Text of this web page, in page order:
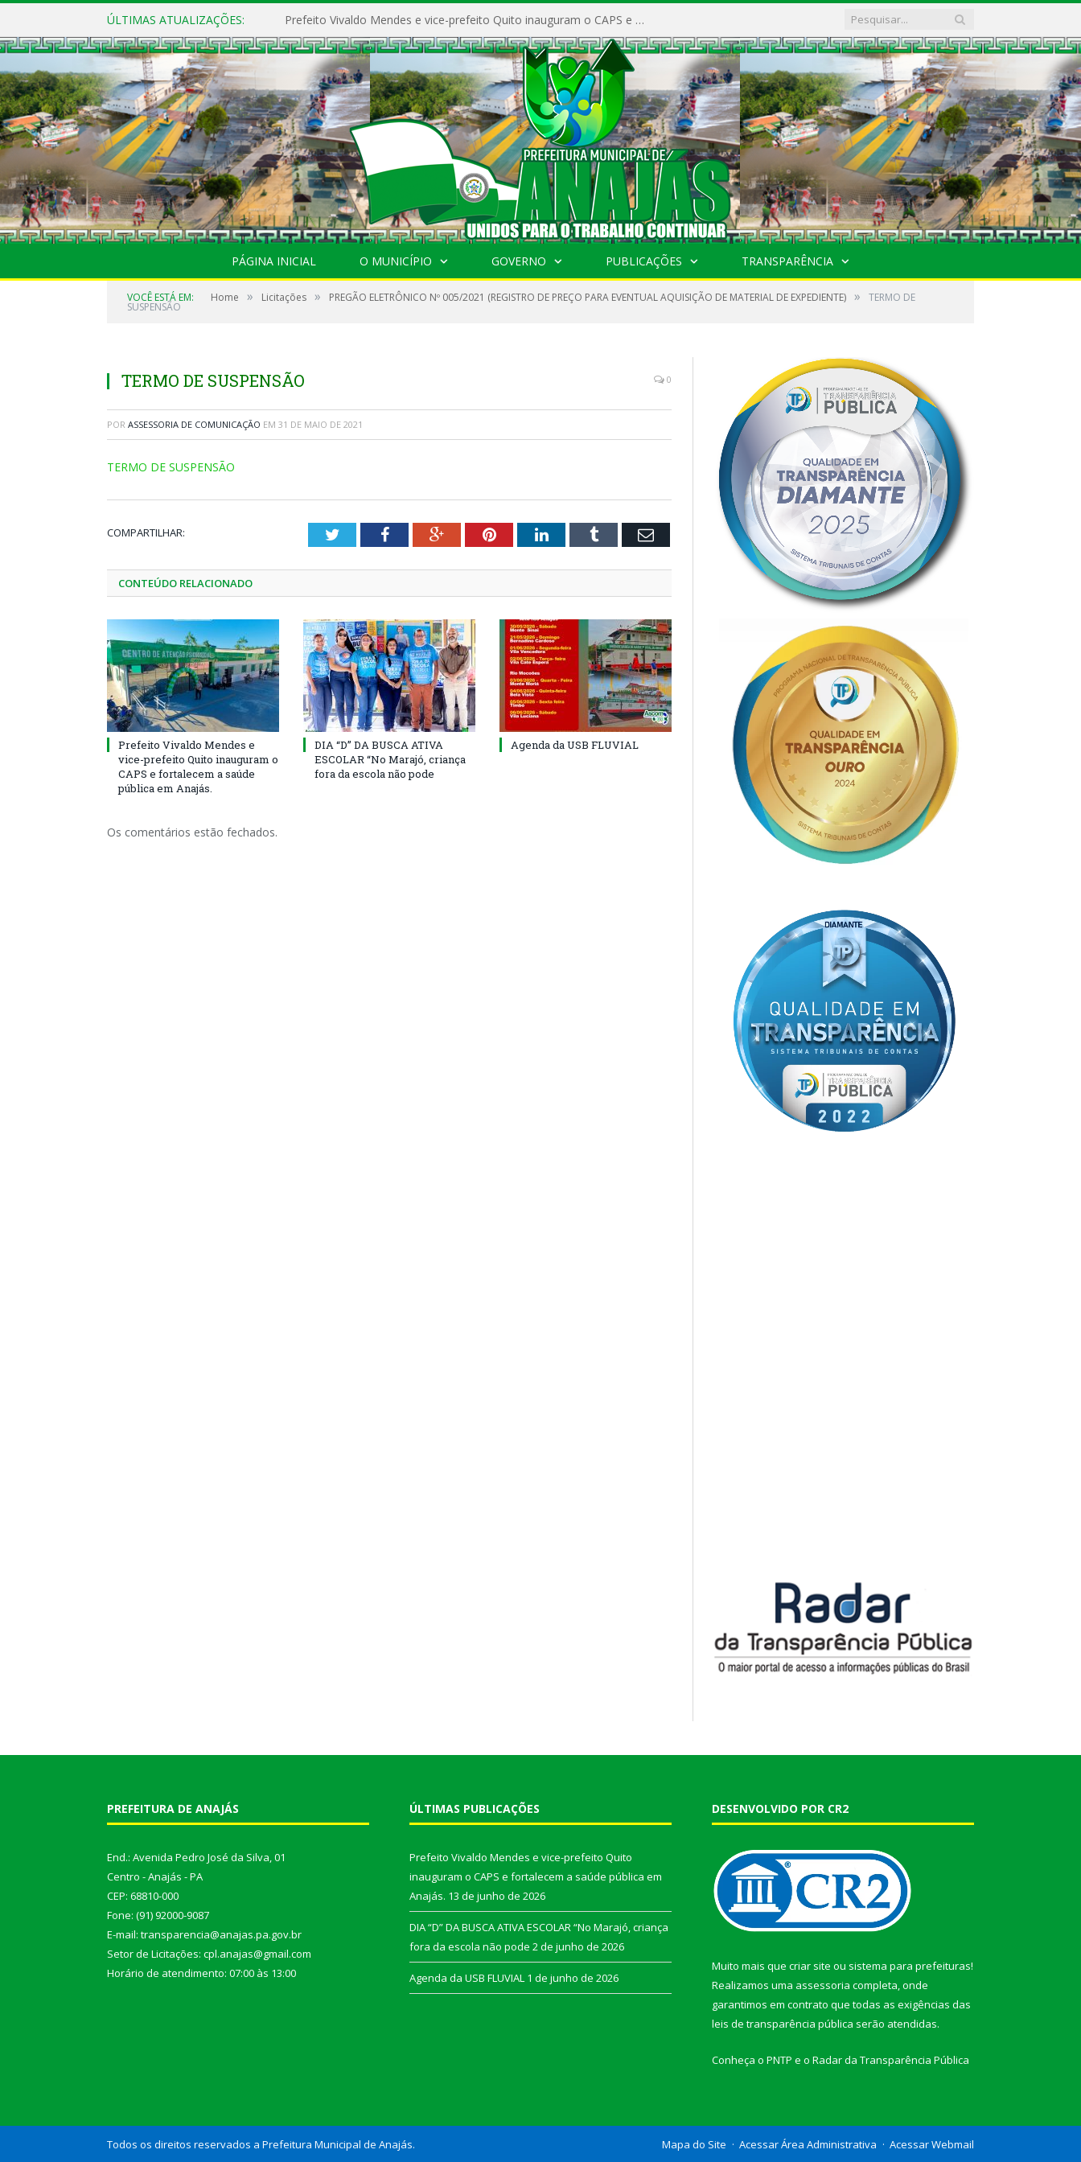
ÚLTIMAS ATUALIZAÇÕES: Prefeito Vivaldo Mendes e vice-prefeito Quito inauguram o CAPS e fortalecem a saúde pública em Anajás.
PÁGINA INICIAL O MUNICÍPIO GOVERNO PUBLICAÇÕES TRANSPARÊNCIA
VOCÊ ESTÁ EM: Home » Licitações » PREGÃO ELETRÔNICO Nº 005/2021 (REGISTRO DE PREÇO PARA EVENTUAL AQUISIÇÃO DE MATERIAL DE EXPEDIENTE) » TERMO DE
SUSPENSÃO
TERMO DE SUSPENSÃO 0
POR ASSESSORIA DE COMUNICAÇÃO EM 31 DE MAIO DE 2021
TERMO DE SUSPENSÃO
COMPARTILHAR: TwitterFacebookGoogle+PinterestLinkedInTumblr Email
CONTEÚDO RELACIONADO
Prefeito Vivaldo Mendes e
vice-prefeito Quito inauguram o
CAPS e fortalecem a saúde
pública em Anajás.
DIA “D” DA BUSCA ATIVA
ESCOLAR “No Marajó, criança
fora da escola não pode
Agenda da USB FLUVIAL
Os comentários estão fechados.
PREFEITURA DE ANAJÁS
End.: Avenida Pedro José da Silva, 01
Centro - Anajás - PA
CEP: 68810-000
Fone: (91) 92000-9087
E-mail: transparencia@anajas.pa.gov.br
Setor de Licitações: cpl.anajas@gmail.com
Horário de atendimento: 07:00 às 13:00
ÚLTIMAS PUBLICAÇÕES
Prefeito Vivaldo Mendes e vice-prefeito Quito
inauguram o CAPS e fortalecem a saúde pública em
Anajás. 13 de junho de 2026
DIA “D” DA BUSCA ATIVA ESCOLAR “No Marajó, criança
fora da escola não pode 2 de junho de 2026
Agenda da USB FLUVIAL 1 de junho de 2026
DESENVOLVIDO POR CR2
Muito mais que criar site ou sistema para prefeituras!
Realizamos uma assessoria completa, onde
garantimos em contrato que todas as exigências das
leis de transparência pública serão atendidas.
Conheça o PNTP e o Radar da Transparência Pública
Todos os direitos reservados a Prefeitura Municipal de Anajás. Mapa do Site Acessar Área Administrativa Acessar Webmail